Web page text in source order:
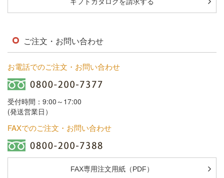
ご注文・お問い合わせ
お電話でのご注文・お問い合わせ
受付時間：9:00～17:00
(発送営業日）
FAXでのご注文・お問い合わせ
FAX専用注文用紙（PDF）